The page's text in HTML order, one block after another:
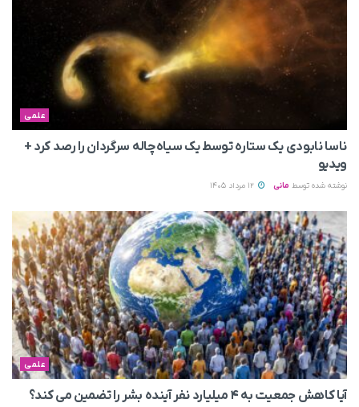
علمی
ناسا نابودی یک ستاره توسط یک سیاه‌چاله سرگردان را رصد کرد +
ویدیو
نوشته شده توسط مانی
علمی
آیا کاهش جمعیت به ۴ میلیارد نفر آینده بشر را تضمین می‌ کند؟